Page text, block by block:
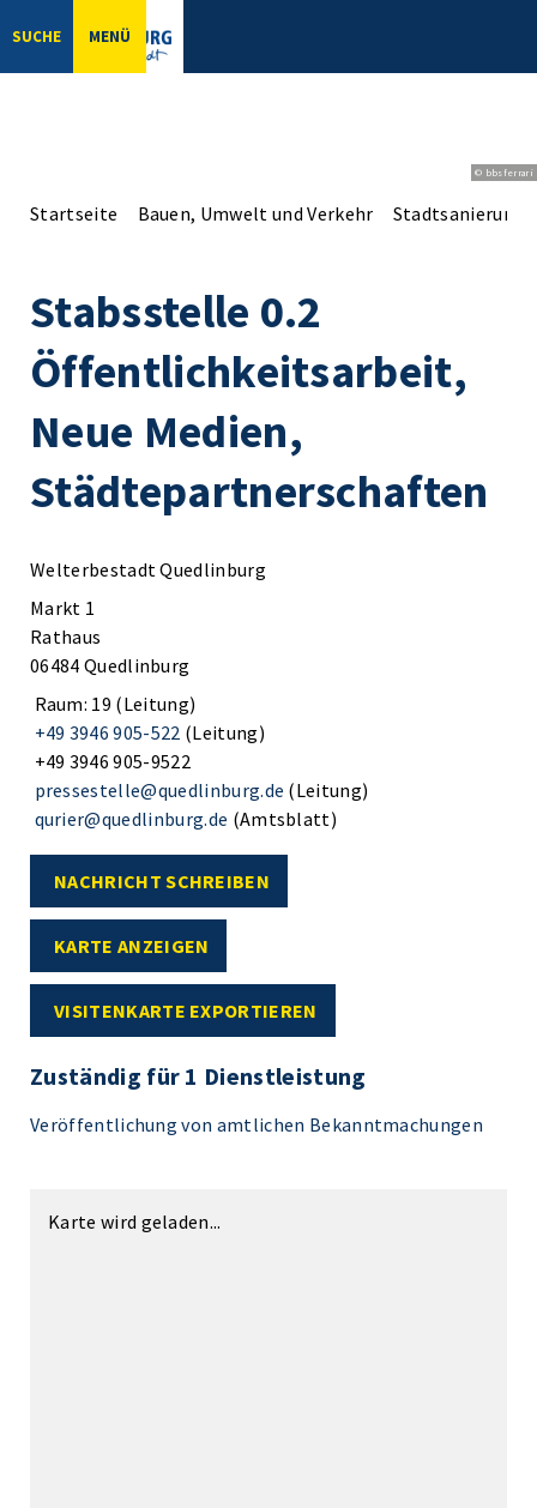
SUCHE MENÜ
© bbsferrari
Startseite Bauen, Umwelt und Verkehr Stadtsanierung
Stabsstelle 0.2
Öffentlichkeitsarbeit,
Neue Medien,
Städtepartnerschaften
Welterbestadt Quedlinburg
Markt 1
Rathaus
06484 Quedlinburg
Raum: 19 (Leitung)
+49 3946 905-522 (Leitung)
+49 3946 905-9522
pressestelle@quedlinburg.de (Leitung)
qurier@quedlinburg.de (Amtsblatt)
NACHRICHT SCHREIBEN
KARTE ANZEIGEN
VISITENKARTE EXPORTIEREN
Zuständig für 1 Dienstleistung
Veröffentlichung von amtlichen Bekanntmachungen
Karte wird geladen...